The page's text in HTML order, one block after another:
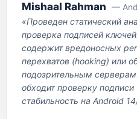
Mishaal Rahman —
«Проведен статический
проверка подписей
содержит вредоносных
перехватов (hooking) или
подозрительным
обходит проверку
стабильность на Android